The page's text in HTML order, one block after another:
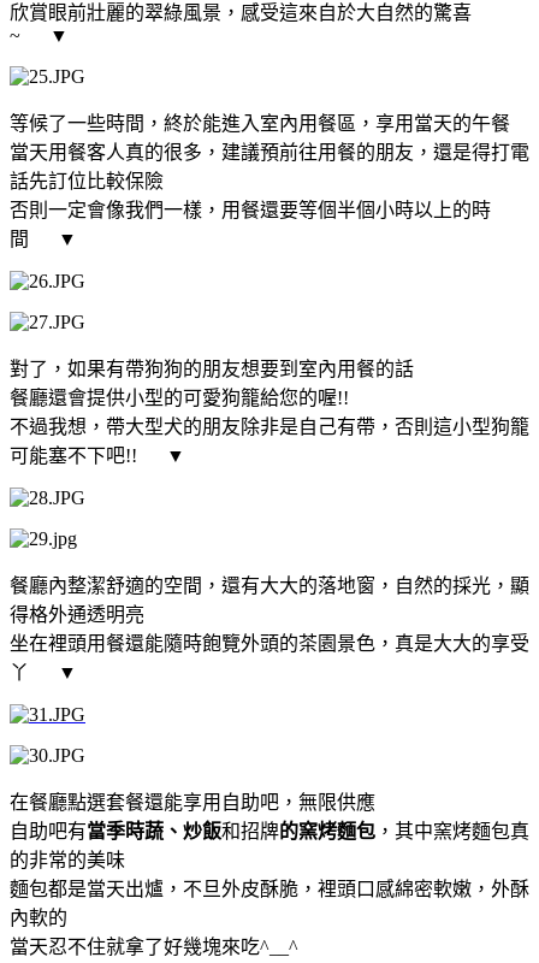
欣賞眼前壯麗的翠綠風景，感受這來自於大自然的驚喜
~
▼
等候了一些時間，終於能進入室內用餐區，享用當天的午餐
當天用餐客人真的很多，建議預前往用餐的朋友，還是得打電
話先訂位比較保險
否則一定會像我們一樣，用餐還要等個半個小時以上的時
間
▼
對了，如果有帶狗狗的朋友想要到室內用餐的話
餐廳還會提供小型的可愛狗籠給您的喔!!
不過我想，帶大型犬的朋友除非是自己有帶，否則這小型狗籠
可能塞不下吧!!
▼
餐廳內整潔舒適的空間，還有大大的落地窗，自然的採光，顯
得格外通透明亮
坐在裡頭用餐還能隨時飽覽外頭的茶園景色，真是大大的享受
丫
▼
在餐廳點選套餐還能享用自助吧，無限供應
自助吧有當季時蔬、炒飯和招牌的窯烤麵包 ，其中窯烤麵包真
的非常的美味
麵包都是當天出爐，不旦外皮酥脆，裡頭口感綿密軟嫩，外酥
內軟的
當天忍不住就拿了好幾塊來吃^__^